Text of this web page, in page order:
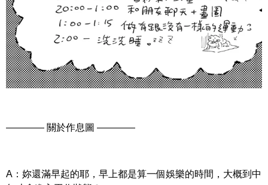
———— 關於作息圖 ————
A：妳還滿早起的耶，早上都是算一個娛樂的時間，大概到中